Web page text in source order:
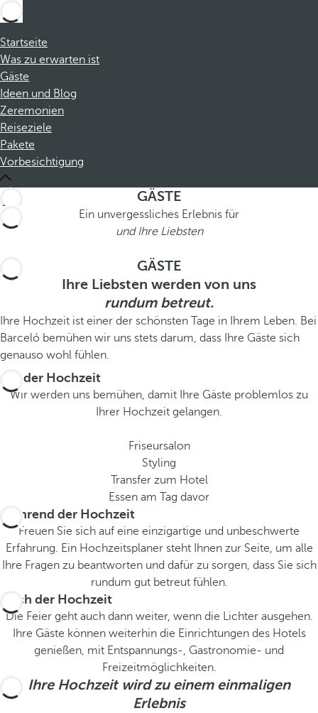
Startseite
Was zu erwarten ist
Gäste
Ideen und Blog
Zeremonien
Reiseziele
Pakete
Vorbesichtigung
GÄSTE
Ein unvergessliches Erlebnis für
und Ihre Liebsten
GÄSTE
Ihre Liebsten werden von uns
rundum betreut.
Ihre Hochzeit ist einer der schönsten Tage in Ihrem Leben. Bei
Barceló bemühen wir uns stets darum, dass Ihre Gäste sich
genauso wohl fühlen.
Vor der Hochzeit
Wir werden uns bemühen, damit Ihre Gäste problemlos zu
Ihrer Hochzeit gelangen.
Friseursalon
Styling
Transfer zum Hotel
Essen am Tag davor
Während der Hochzeit
Freuen Sie sich auf eine einzigartige und unbeschwerte
Erfahrung. Ein Hochzeitsplaner steht Ihnen zur Seite, um alle
Ihre Fragen zu beantworten und dafür zu sorgen, dass Sie sich
rundum gut betreut fühlen.
Nach der Hochzeit
Die Feier geht auch dann weiter, wenn die Lichter ausgehen.
Ihre Gäste können weiterhin die Einrichtungen des Hotels
genießen, mit Entspannungs-, Gastronomie- und
Freizeitmöglichkeiten.
Ihre Hochzeit wird zu einem einmaligen
Erlebnis